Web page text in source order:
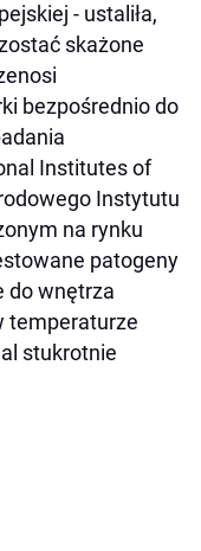
- ustaliła,
skażone
bezpośrednio do
Institutes of
Instytutu
na rynku
patogeny
do wnętrza
temperaturze
stukrotnie